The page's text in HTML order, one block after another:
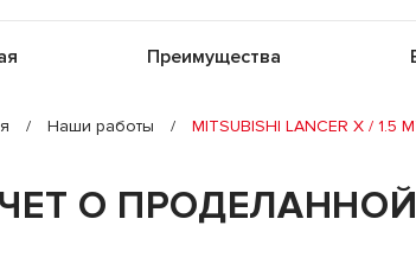
Преимущества
/ Наши работы / MITSUBISHI LANCER X / 1.5
О